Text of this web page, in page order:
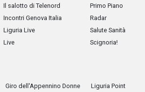
Il salotto di Telenord
Incontri Genova Italia
Liguria Live
Live
Primo Piano
Radar
Salute Sanità
Scignoria!
Giro dell'Appennino Donne Liguria Point